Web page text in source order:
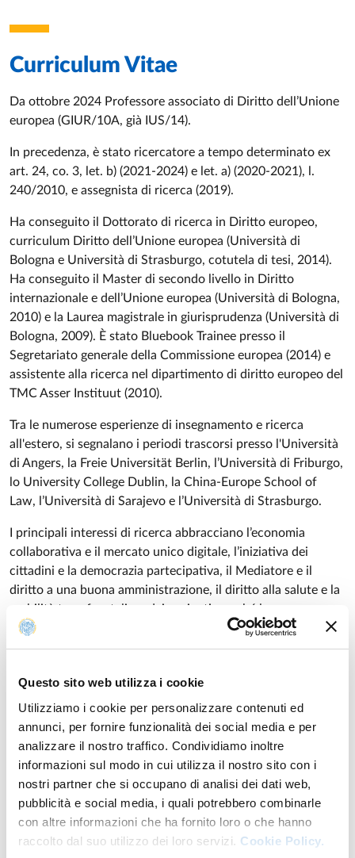
Questo sito web utilizza i cookie
Utilizziamo i cookie per personalizzare contenuti ed
annunci, per fornire funzionalità dei social media e per
analizzare il nostro traffico. Condividiamo inoltre
informazioni sul modo in cui utilizza il nostro sito con i
nostri partner che si occupano di analisi dei dati web,
pubblicità e social media, i quali potrebbero combinarle
con altre informazioni che ha fornito loro o che hanno
raccolto dal suo utilizzo dei loro servizi. Cookie Policy.
Curriculum Vitae
Da ottobre 2024 Professore associato di Diritto dell’Unione
europea (GIUR/10A, già IUS/14).
In precedenza, è stato ricercatore a tempo determinato ex
art. 24, co. 3, let. b) (2021-2024) e let. a) (2020-2021), l.
240/2010, e assegnista di ricerca (2019).
Ha conseguito il Dottorato di ricerca in Diritto europeo,
curriculum Diritto dell’Unione europea (Università di
Bologna e Università di Strasburgo, cotutela di tesi, 2014).
Ha conseguito il Master di secondo livello in Diritto
internazionale e dell’Unione europea (Università di Bologna,
2010) e la Laurea magistrale in giurisprudenza (Università di
Bologna, 2009). È stato Bluebook Trainee presso il
Segretariato generale della Commissione europea (2014) e
assistente alla ricerca nel dipartimento di diritto europeo del
TMC Asser Instituut (2010).
Tra le numerose esperienze di insegnamento e ricerca
all'estero, si segnalano i periodi trascorsi presso l'Università
di Angers, la Freie Universität Berlin, l’Università di Friburgo,
lo University College Dublin, la China-Europe School of
Law, l’Università di Sarajevo e l’Università di Strasburgo.
I principali interessi di ricerca abbracciano l’economia
collaborativa e il mercato unico digitale, l’iniziativa dei
cittadini e la democrazia partecipativa, il Mediatore e il
diritto a una buona amministrazione, il diritto alla salute e la
mobilità transfrontaliera dei pazienti nonché la
regolamentazione della sostenibilità alimentare.
Insegnamenti
Anno accademico di erogazione: 2026/2027
CURRENT ISSUES IN EU LAW